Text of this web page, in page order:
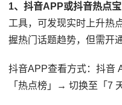
1、抖音APP或抖音热点宝
工具，可发现实时上升热
握热门话题趋势，但需开
抖音APP查看方式：抖
「热点榜」→ 切换至「7